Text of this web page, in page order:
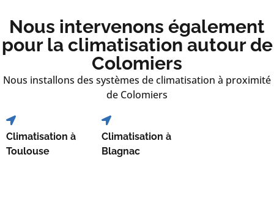
Nous intervenons également
pour la climatisation autour de
Colomiers
Nous installons des systèmes de climatisation à proximité
de Colomiers
Climatisation à
Toulouse
Climatisation à
Blagnac